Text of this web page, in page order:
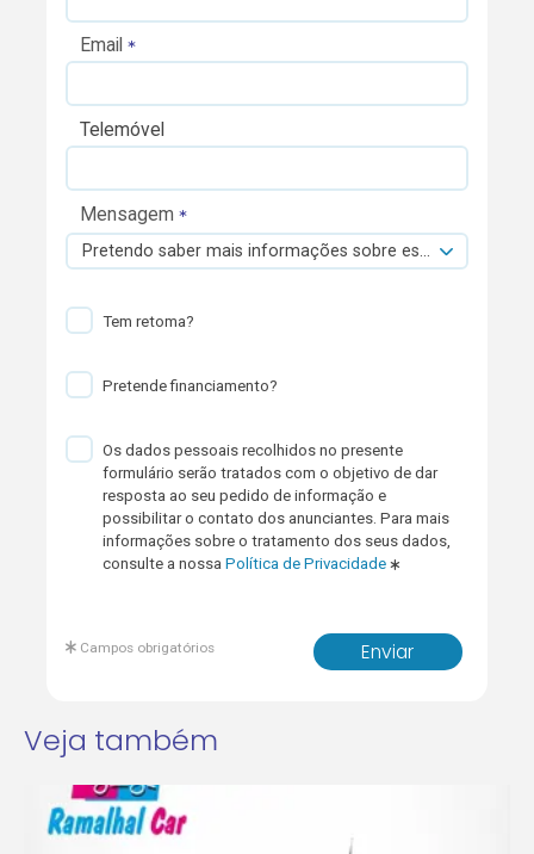
Email
Telemóvel
Mensagem
Pretendo saber mais informações sobre esta viatura.
Tem retoma?
Pretende financiamento?
Os dados pessoais recolhidos no presente
formulário serão tratados com o objetivo de dar
resposta ao seu pedido de informação e
possibilitar o contato dos anunciantes. Para mais
informações sobre o tratamento dos seus dados,
consulte a nossaPolítica de Privacidade
Enviar
Campos obrigatórios
Veja também